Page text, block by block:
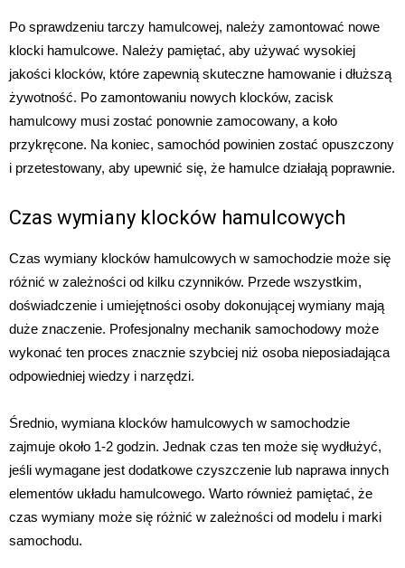
Po sprawdzeniu tarczy hamulcowej, należy zamontować nowe
klocki hamulcowe. Należy pamiętać, aby używać wysokiej
jakości klocków, które zapewnią skuteczne hamowanie i dłuższą
żywotność. Po zamontowaniu nowych klocków, zacisk
hamulcowy musi zostać ponownie zamocowany, a koło
przykręcone. Na koniec, samochód powinien zostać opuszczony
i przetestowany, aby upewnić się, że hamulce działają poprawnie.
Czas wymiany klocków hamulcowych
Czas wymiany klocków hamulcowych w samochodzie może się
różnić w zależności od kilku czynników. Przede wszystkim,
doświadczenie i umiejętności osoby dokonującej wymiany mają
duże znaczenie. Profesjonalny mechanik samochodowy może
wykonać ten proces znacznie szybciej niż osoba nieposiadająca
odpowiedniej wiedzy i narzędzi.
Średnio, wymiana klocków hamulcowych w samochodzie
zajmuje około 1-2 godzin. Jednak czas ten może się wydłużyć,
jeśli wymagane jest dodatkowe czyszczenie lub naprawa innych
elementów układu hamulcowego. Warto również pamiętać, że
czas wymiany może się różnić w zależności od modelu i marki
samochodu.